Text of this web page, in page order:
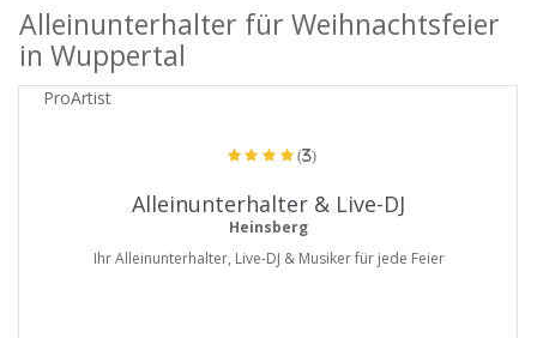
Alleinunterhalter für Weihnachtsfeier
in Wuppertal
ProArtist
(3)
Alleinunterhalter & Live-DJ
Heinsberg
Ihr Alleinunterhalter, Live-DJ & Musiker für jede Feier